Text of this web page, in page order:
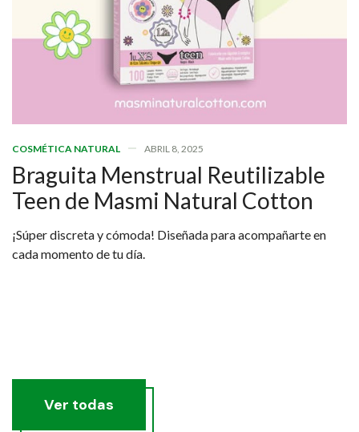
COSMÉTICA NATURAL ABRIL 8, 2025
Braguita Menstrual Reutilizable
Teen de Masmi Natural Cotton
¡Súper discreta y cómoda! Diseñada para acompañarte en
cada momento de tu día.
Ver todas